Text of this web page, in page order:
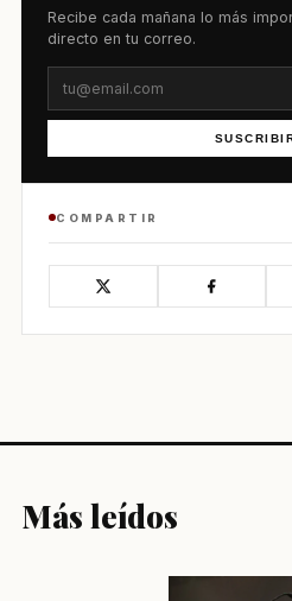
Recibe cada mañana lo más
directo en tu correo.
COMPARTIR
Más leídos